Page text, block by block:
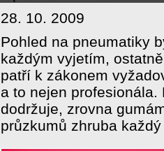
28. 10. 2009
Pohled na pneumatiky
každým vyjetím,
patří k zákonem
a to nejen profesionála.
dodržuje, zrovna
průzkumů zhruba